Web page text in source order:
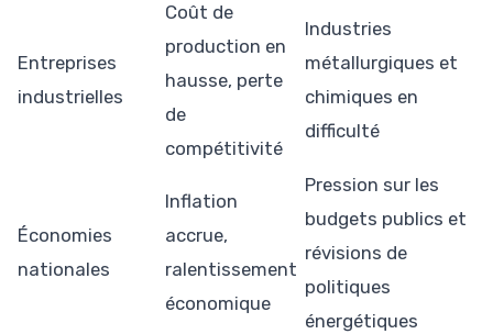
Entreprises
industrielles
Coût de
production en
hausse, perte
de
compétitivité
Industries
métallurgiques et
chimiques en
difficulté
Économies
nationales
Inflation
accrue,
ralentissement
économique
Pression sur les
budgets publics et
révisions de
politiques
énergétiques